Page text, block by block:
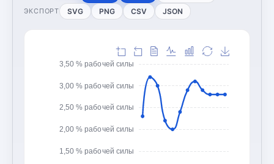
ЭКСПОРТ SVG PNG CSV JSON
1,50 % рабочей силы
2,00 % рабочей силы
2,50 % рабочей силы
3,00 % рабочей силы
3,50 % рабочей силы